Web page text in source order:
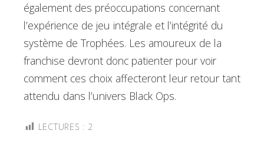
également des préoccupations concernant
l’expérience de jeu intégrale et l’intégrité du
système de Trophées. Les amoureux de la
franchise devront donc patienter pour voir
comment ces choix affecteront leur retour tant
attendu dans l’univers Black Ops.
LECTURES : 2